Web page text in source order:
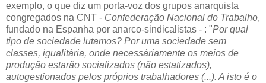
exemplo, o que diz um porta-voz dos grupos anarquista
congregados na CNT - Confederação Nacional do Trabalho,
fundado na Espanha por anarco-sindicalistas - : "Por qual
tipo de sociedade lutamos? Por uma sociedade sem
classes, igualitária, onde necessáriamente os meios de
produção estarão socializados (não estatizados),
autogestionados pelos próprios trabalhadores (...). A isto é o